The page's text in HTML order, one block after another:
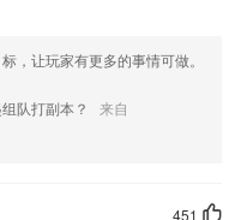
、新人大礼包免费礼、图书商
可以边玩边学习到更多的有用
程，视频学习更直观。
查看相应的报表
，让玩家有更多的事情可做。
队打副本？
来自
451